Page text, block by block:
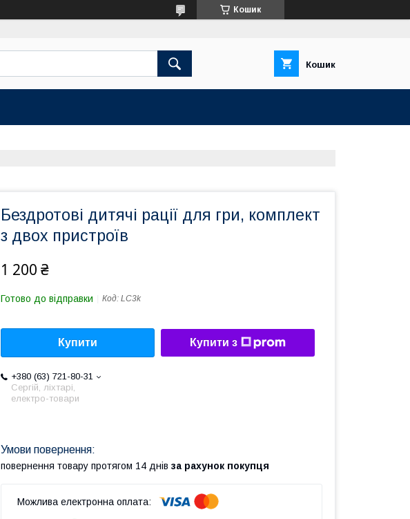
Кошик
Кошик
Бездротові дитячі рації для гри, комплект
з двох пристроїв
1 200 ₴
Готово до відправки Код: LC3k
Купити Купити з
+380 (63) 721-80-31
Сергій, ліхтарі,
електро-товари
повернення товару протягом 14 днів за рахунок покупця